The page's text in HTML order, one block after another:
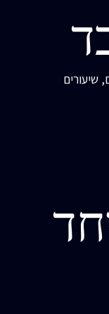
שיעורים